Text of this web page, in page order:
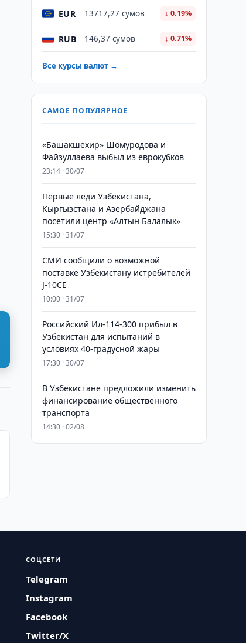
EUR 13717,27 сумов ↓ 0.19%
RUB 146,37 сумов ↓ 0.71%
Все курсы валют →
САМОЕ ПОПУЛЯРНОЕ
«Башакшехир» Шомуродова и
Файзуллаева выбыл из еврокубков
23:14 · 30/07
Первые леди Узбекистана,
Кыргызстана и Азербайджана
посетили центр «Алтын Балалык»
15:30 · 31/07
СМИ сообщили о возможной
поставке Узбекистану истребителей
J-10CE
10:00 · 31/07
Российский Ил-114-300 прибыл в
Узбекистан для испытаний в
условиях 40-градусной жары
17:30 · 30/07
В Узбекистане предложили изменить
финансирование общественного
транспорта
14:30 · 02/08
СОЦСЕТИ
Telegram
Instagram
Facebook
Twitter/X